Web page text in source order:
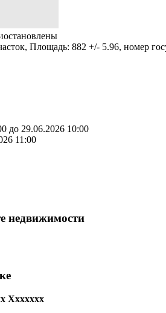
Площадь: 882 +/- 5.96, номер
до 29.06.2026 10:00
11:00
недвижимости
Xxxxxxx